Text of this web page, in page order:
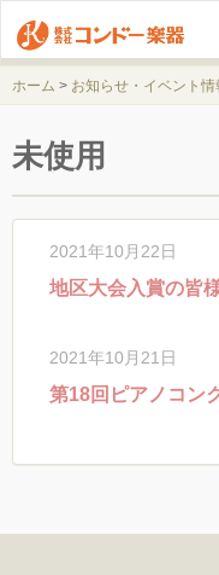
ホーム > お知らせ・イベント情
未使用
2021年10月22日
地区大会入賞の皆
2021年10月21日
第18回ピアノコン